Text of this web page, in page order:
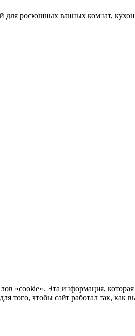
роскошных ванных комнат,
«cookie». Эта информация, которая
того, чтобы сайт работал так, как